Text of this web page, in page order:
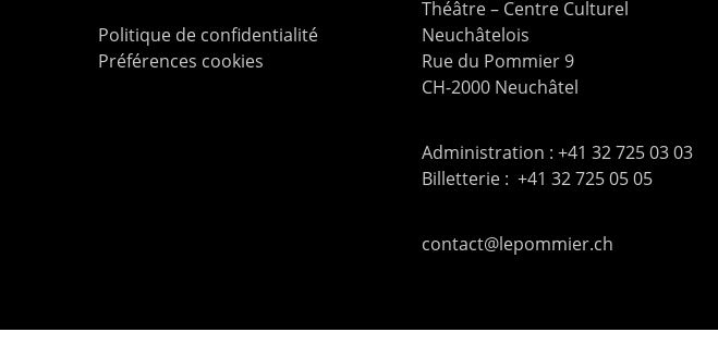
Politique de confidentialité
Préférences cookies
Théâtre – Centre Culturel
Neuchâtelois
Rue du Pommier 9
CH-2000 Neuchâtel
Administration : +41 32 725 03 03
Billetterie : +41 32 725 05 05
contact@lepommier.ch